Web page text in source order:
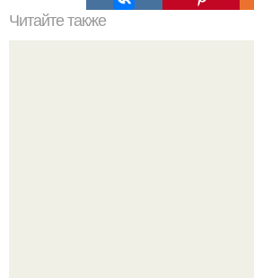
Читайте также